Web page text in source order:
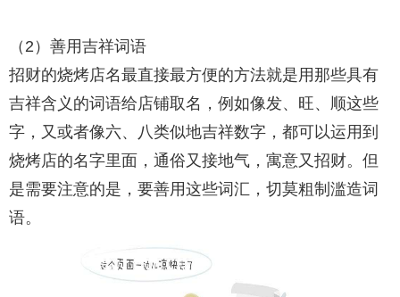
（2）善用吉祥词语
招财的烧烤店名最直接最方便的方法就是用那些具有
吉祥含义的词语给店铺取名，例如像发、旺、顺这些
字，又或者像六、八类似地吉祥数字，都可以运用到
烧烤店的名字里面，通俗又接地气，寓意又招财。但
是需要注意的是，要善用这些词汇，切莫粗制滥造词
语。